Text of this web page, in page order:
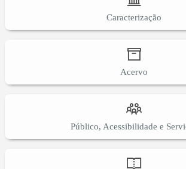
Caracterização
Acervo
Público, Acessibilidade e